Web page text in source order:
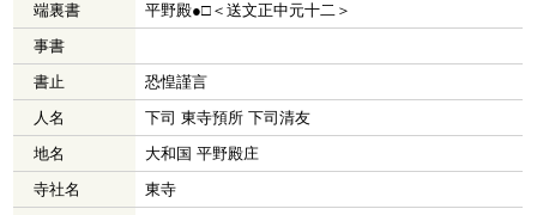
端裏書
平野殿●□＜送文正中元十二＞
事書
書止
恐惶謹言
人名
下司 東寺預所 下司清友
地名
大和国 平野殿庄
寺社名
東寺